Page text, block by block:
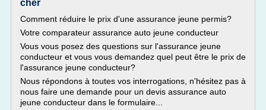
cher
Comment réduire le prix d'une assurance jeune permis?
Votre comparateur assurance auto jeune conducteur
Vous vous posez des questions sur l'assurance jeune
conducteur et vous vous demandez quel peut être le prix de
l'assurance jeune conducteur?
Nous répondons à toutes vos interrogations, n'hésitez pas à
nous faire une demande pour un devis assurance auto
jeune conducteur dans le formulaire...